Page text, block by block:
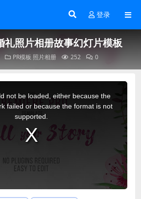
登录
礼照片相册故事幻灯片模板
PR模板 照片相册 252 0
not be loaded, either because the
failed or because the format is not
supported.